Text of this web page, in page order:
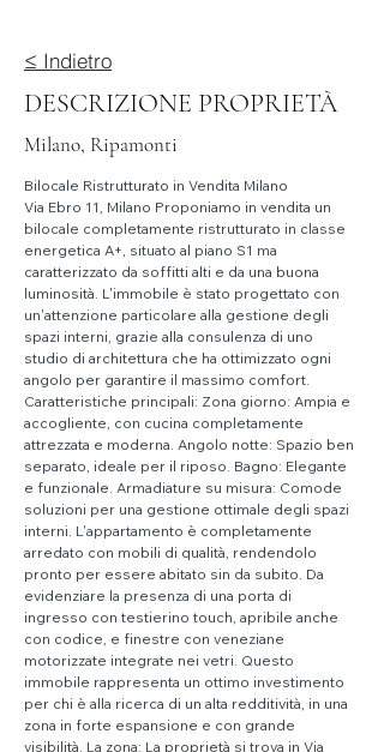
≤ Indietro
DESCRIZIONE PROPRIETÀ
Milano, Ripamonti
Bilocale Ristrutturato in Vendita Milano
Via Ebro 11, Milano Proponiamo in vendita un
bilocale completamente ristrutturato in classe
energetica A+, situato al piano S1 ma
caratterizzato da soffitti alti e da una buona
luminosità. L'immobile è stato progettato con
un'attenzione particolare alla gestione degli
spazi interni, grazie alla consulenza di uno
studio di architettura che ha ottimizzato ogni
angolo per garantire il massimo comfort.
Caratteristiche principali: Zona giorno: Ampia e
accogliente, con cucina completamente
attrezzata e moderna. Angolo notte: Spazio ben
separato, ideale per il riposo. Bagno: Elegante
e funzionale. Armadiature su misura: Comode
soluzioni per una gestione ottimale degli spazi
interni. L'appartamento è completamente
arredato con mobili di qualità, rendendolo
pronto per essere abitato sin da subito. Da
evidenziare la presenza di una porta di
ingresso con testierino touch, apribile anche
con codice, e finestre con veneziane
motorizzate integrate nei vetri. Questo
immobile rappresenta un ottimo investimento
per chi è alla ricerca di un alta redditività, in una
zona in forte espansione e con grande
visibilità. La zona: La proprietà si trova in Via